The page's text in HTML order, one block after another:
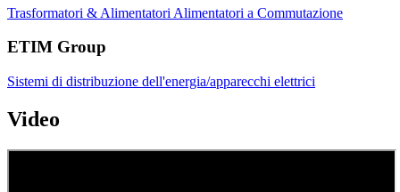
Trasformatori & Alimentatori Alimentatori a Commutazione
ETIM Group
Sistemi di distribuzione dell'energia/apparecchi elettrici
Video